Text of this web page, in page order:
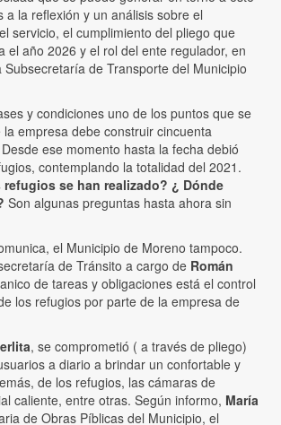
a la reflexión y un análisis sobre el
servicio, el cumplimiento del pliego que
el año 2026 y el rol del ente regulador, en
de Transporte del Municipio
y condiciones uno de los puntos que se
empresa debe construir cincuenta
ese momento hasta la fecha debió
contemplando la totalidad del 2021.
se han realizado? ¿ Dónde
Son algunas preguntas hasta ahora sin
el Municipio de Moreno tampoco.
de Tránsito a cargo de Román
de tareas y obligaciones está el control
los refugios por parte de la empresa de
, se comprometió ( a través de pliego)
a diario a brindar un confortable y
de los refugios, las cámaras de
caliente, entre otras. Según informo, María
de Obras Píblicas del Municipio, el